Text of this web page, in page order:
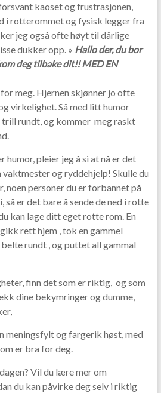
kaoset og frustrasjonen,
i rotterommet og fysisk legger fra
jeg også ofte høyt til dårlige
dukker opp. » Hallo der, du bor
deg tilbake dit!! MED EN
meg. Hjernen skjønner jo ofte
virkelighet. Så med litt humor
trill rundt, og kommer meg raskt
humor, pleier jeg å si at nå er det
og ryddehjelp! Skulle du
noen personer du er forbannet på
så er det bare å sende de ned i rotte
kan lage ditt eget rotte rom. En
rett hjem , tok en gammel
rundt , og puttet all gammal
finn det som er riktig, og som
dine bekymringer og dumme,
meningsfylt og fargerik høst, med
er bra for deg.
Vil du lære mer om
du kan påvirke deg selv i riktig